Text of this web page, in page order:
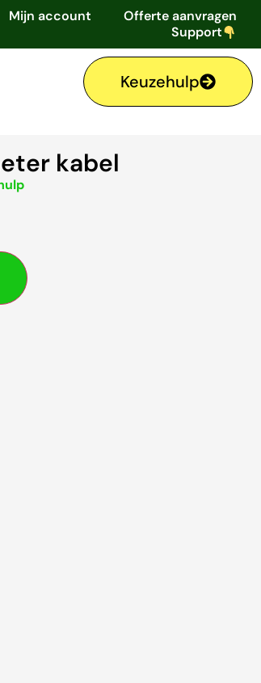
Mijn account
Offerte aanvragen
Support
Keuzehulp
kabel